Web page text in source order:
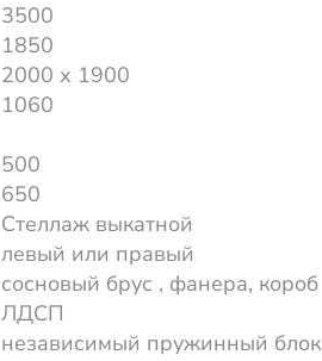
3500
1850
2000 х 1900
1060
500
650
Стеллаж выкатной
левый или правый
сосновый брус , фанера, короб
ЛДСП
независимый пружинный блок